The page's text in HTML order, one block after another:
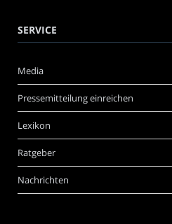
SERVICE
Media
Pressemitteilung einreichen
Lexikon
Ratgeber
Nachrichten